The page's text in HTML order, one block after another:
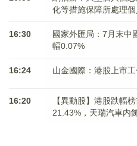
化等措施保障所處理
16:30
國家外匯局：7月末中
幅0.07%
16:24 山金國際：港股上市
16:20
【異動股】港股跌幅
21.43%，天瑞汽車内